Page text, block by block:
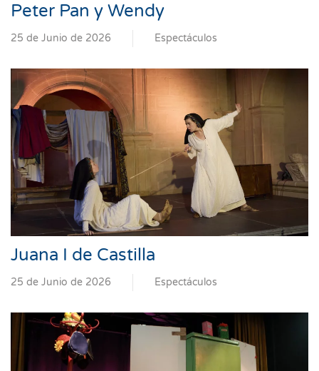
Peter Pan y Wendy
25 de Junio de 2026 Espectáculos
Juana I de Castilla
25 de Junio de 2026 Espectáculos